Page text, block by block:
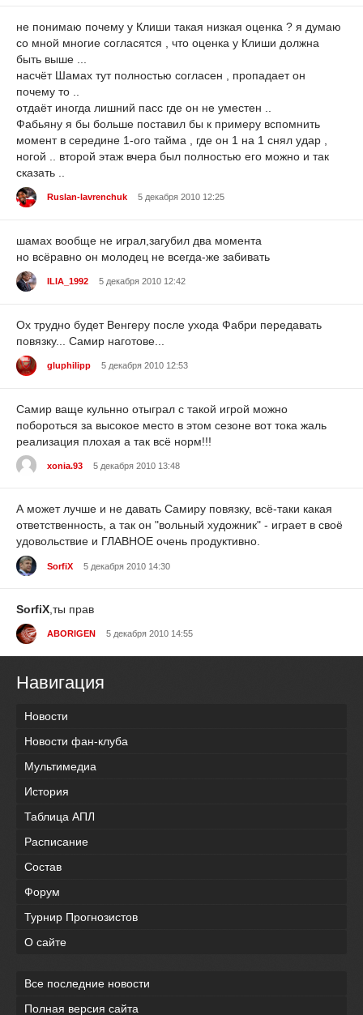
не понимаю почему у Клиши такая низкая оценка ? я думаю
со мной многие согласятся , что оценка у Клиши должна
быть выше ...
насчёт Шамах тут полностью согласен , пропадает он
почему то ..
отдаёт иногда лишний пасс где он не уместен ..
Фабьяну я бы больше поставил бы к примеру вспомнить
момент в середине 1-ого тайма , где он 1 на 1 снял удар ,
ногой .. второй этаж вчера был полностью его можно и так
сказать ..
Ruslan-lavrenchuk 5 декабря 2010 12:25
шамах вообще не играл,загубил два момента
но всёравно он молодец не всегда-же забивать
ILIA_1992 5 декабря 2010 12:42
Ох трудно будет Венгеру после ухода Фабри передавать
повязку... Самир наготове...
gluphilipp 5 декабря 2010 12:53
Самир ваще кульнно отыграл с такой игрой можно
побороться за высокое место в этом сезоне вот тока жаль
реализация плохая а так всё норм!!!
xonia.93 5 декабря 2010 13:48
А может лучше и не давать Самиру повязку, всё-таки какая
ответственность, а так он "вольный художник" - играет в своё
удовольствие и ГЛАВНОЕ очень продуктивно.
SorfiX 5 декабря 2010 14:30
SorfiX ,ты прав
ABORIGEN 5 декабря 2010 14:55
Навигация
Новости
Новости фан-клуба
Мультимедиа
История
Таблица АПЛ
Расписание
Состав
Форум
Турнир Прогнозистов
О сайте
Все последние новости
Полная версия сайта